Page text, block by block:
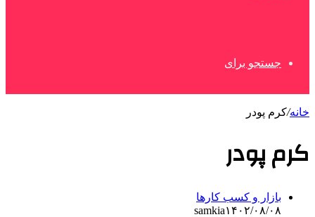
جستجو برای
خانه/کرم پودر
کرم پودر
بازار و کسب کارها
samkia۱۴۰۲/۰۸/۰۸